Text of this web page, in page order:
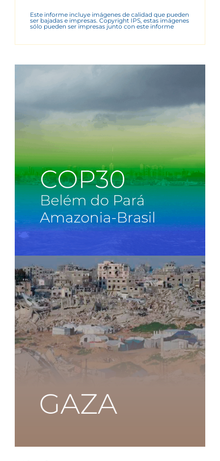
Este informe incluye imágenes de calidad que pueden
ser bajadas e impresas. Copyright IPS, estas imágenes
sólo pueden ser impresas junto con este informe